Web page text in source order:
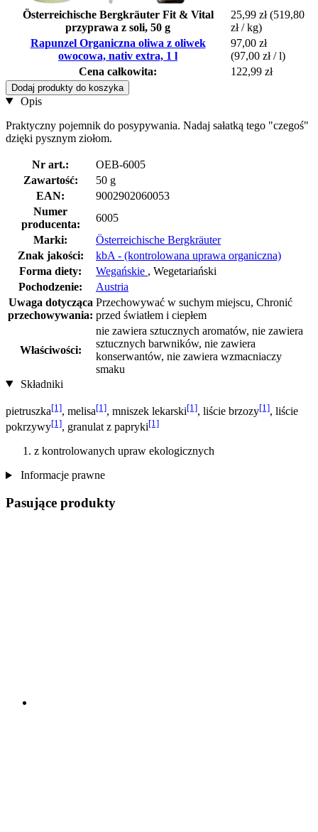
Österreichische Bergkräuter Fit & Vital
przyprawa z soli, 50 g
25,99 zł (519,80
zł / kg)
Rapunzel Organiczna oliwa z oliwek
owocowa, nativ extra, 1 l
97,00 zł
(97,00 zł / l)
Cena całkowita:
122,99 zł
Dodaj produkty do koszyka
Opis
Praktyczny pojemnik do posypywania. Nadaj sałatką tego "czegoś"
dzięki pysznym ziołom.
Nr art.:
OEB-6005
Zawartość:
50 g
EAN:
9002902060053
Numer
producenta:
6005
Marki:
Österreichische Bergkräuter
Znak jakości:
kbA - (kontrolowana uprawa organiczna)
Forma diety:
Wegańskie , Wegetariański
Pochodzenie:
Austria
Uwaga dotycząca
przechowywania:
Przechowywać w suchym miejscu, Chronić
przed światłem i ciepłem
Właściwości:
nie zawiera sztucznych aromatów, nie zawiera
sztucznych barwników, nie zawiera
konserwantów, nie zawiera wzmacniaczy
smaku
Składniki
pietruszka[1], melisa[1], mniszek lekarski[1], liście brzozy[1], liście
pokrzywy[1], granulat z papryki[1]
z kontrolowanych upraw ekologicznych
Informacje prawne
Pasujące produkty